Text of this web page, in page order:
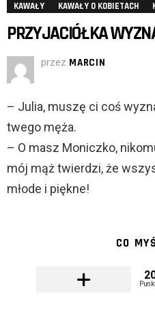
KAWAŁY KAWAŁY O KOBIETACH
PRZYJACIÓŁKA
przez MARCIN
– Julia, muszę ci coś
twego męża.
– O masz Moniczko,
mój mąż twierdzi, że
młode i piękne!
CO